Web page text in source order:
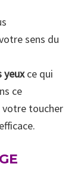
sens du
yeuxce qui
ce
votre toucher